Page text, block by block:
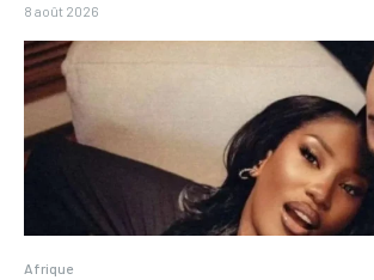
8 août 2026
Afrique